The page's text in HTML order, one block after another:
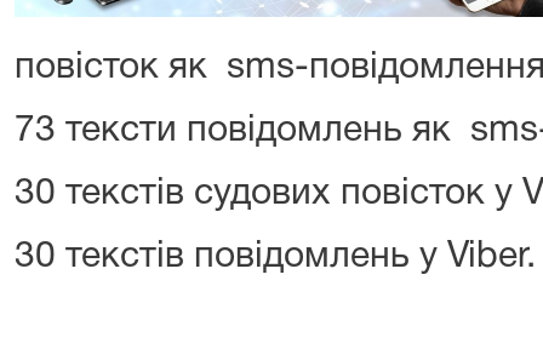
повісток як sms-
73 тексти повідомлень як
30 текстів судових повісток у
30 текстів повідомлень у Viber.